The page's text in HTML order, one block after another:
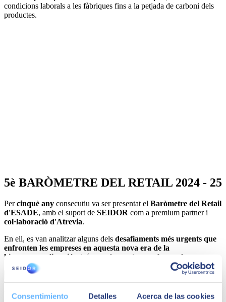
Consentimiento Detalles Acerca de las cookies
condicions laborals a les fàbriques fins a la petjada de carboni dels
productes.
5è BARÒMETRE DEL RETAIL 2024 - 25
Percinquè any consecutiu va ser presentat el Baròmetre del Retail
d'ESADE, amb el suport de SEIDOR com a premium partner i
col·laboració d'Atrevia.
En ell, es van analitzar alguns dels desafiaments més urgents que
enfronten les empreses en aquesta nova era de la
hiperpersonalització , així com els canvis que afecten el sector.
Descárgate barómetro